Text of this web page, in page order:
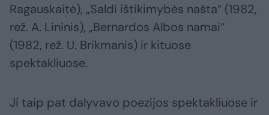
Ragauskaitė), „Saldi ištikimybės našta“ (1982,
rež. A. Lininis), „Bernardos Albos namai“
(1982, rež. U. Brikmanis) ir kituose
spektakliuose.
Ji taip pat dalyvavo poezijos spektakliuose ir